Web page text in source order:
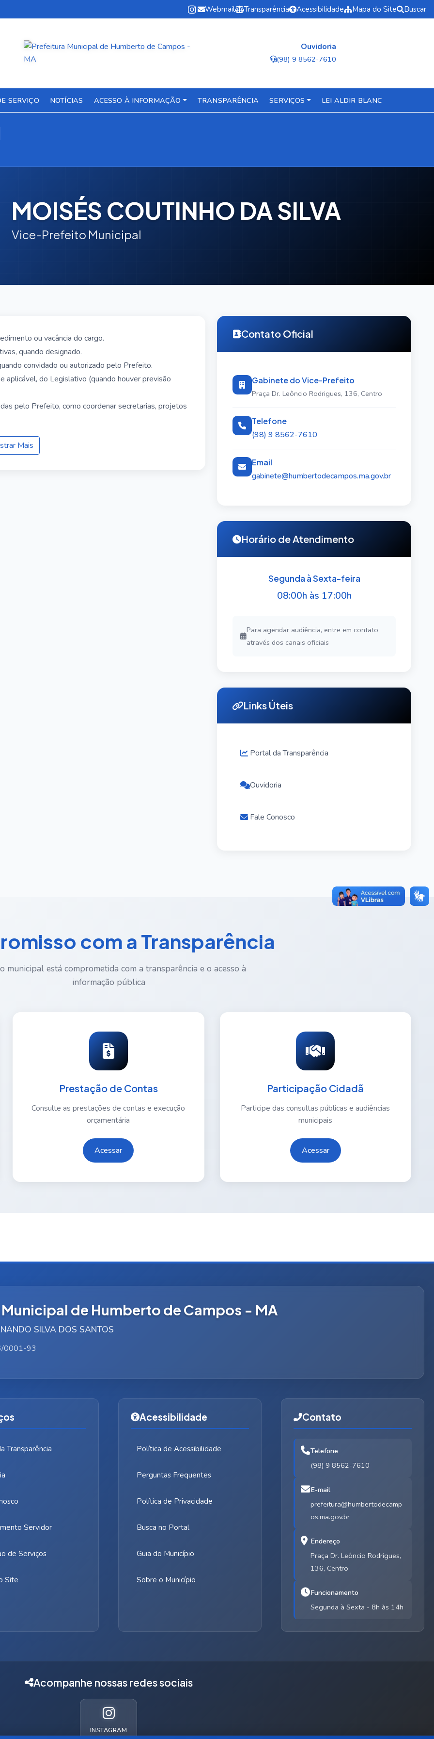
Webmail Transparência Acessibilidade Mapa do Site Buscar
Ouvidoria
(98) 9 8562-7610
SERVIÇO NOTÍCIAS ACESSO À INFORMAÇÃO TRANSPARÊNCIA SERVIÇOS LEI ALDIR BLANC
MOISÉS COUTINHO DA SILVA
Vice-Prefeito Municipal
ou vacância do cargo.
quando designado.
convidado ou autorizado pelo Prefeito.
aplicável, do Legislativo (quando houver previsão
pelo Prefeito, como coordenar secretarias, projetos
Mais
Contato Oficial
Gabinete do Vice-Prefeito
Praça Dr. Leôncio Rodrigues, 136, Centro
Telefone
(98) 9 8562-7610
Email
gabinete@humbertodecampos.ma.gov.br
Horário de Atendimento
Segunda à Sexta-feira
08:00h às 17:00h
Para agendar audiência, entre em contato
através dos canais oficiais
Links Úteis
Portal da Transparência
Ouvidoria
Fale Conosco
com a Transparência
municipal está comprometida com a transparência e o acesso à
informação pública
Prestação de Contas
Consulte as prestações de contas e execução
orçamentária
Acessar
Participação Cidadã
Participe das consultas públicas e audiências
municipais
Acessar
de Humberto de Campos - MA
SILVA DOS SANTOS
0001-93
Transparência
Servidor
de Serviços
Site
Acessibilidade
Política de Acessibilidade
Perguntas Frequentes
Política de Privacidade
Busca no Portal
Guia do Município
Sobre o Município
Contato
Telefone
(98) 9 8562-7610
E-mail
prefeitura@humbertodecamp
os.ma.gov.br
Endereço
Praça Dr. Leôncio Rodrigues,
136, Centro
Funcionamento
Segunda à Sexta - 8h às 14h
Acompanhe nossas redes sociais
INSTAGRAM